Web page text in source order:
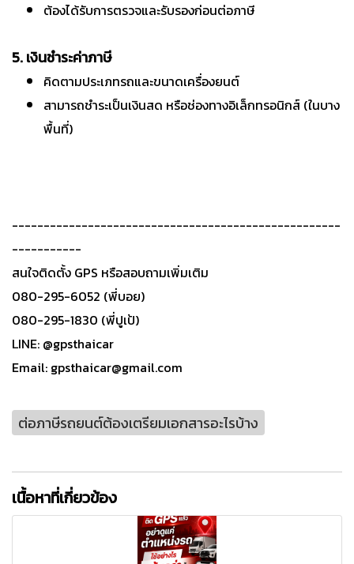
ต้องได้รับการตรวจและรับรองก่อนต่อภาษี
5. เงินชำระค่าภาษี
คิดตามประเภทรถและขนาดเครื่องยนต์
สามารถชำระเป็นเงินสด หรือช่องทางอิเล็กทรอนิกส์ (ในบาง
พื้นที่)
----------------------------------------------------
-----------
สนใจติดตั้ง GPS หรือสอบถามเพิ่มเติม
080-295-6052 (พี่บอย)
080-295-1830 (พี่ปูเป้)
LINE: @gpsthaicar
Email: gpsthaicar@gmail.com
ต่อภาษีรถยนต์ต้องเตรียมเอกสารอะไรบ้าง
เนื้อหาที่เกี่ยวข้อง